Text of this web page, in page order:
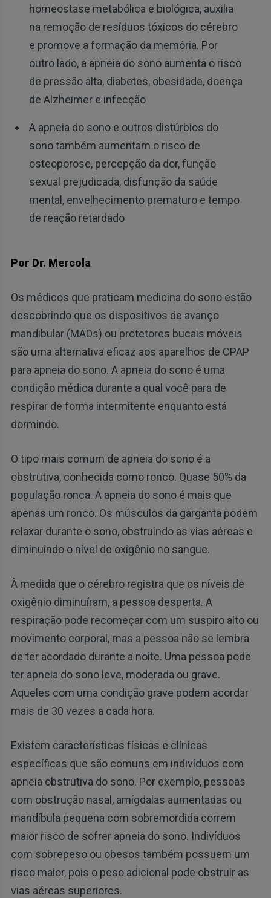
homeostase metabólica e biológica, auxilia
na remoção de resíduos tóxicos do cérebro
e promove a formação da memória. Por
outro lado, a apneia do sono aumenta o risco
de pressão alta, diabetes, obesidade, doença
de Alzheimer e infecção
A apneia do sono e outros distúrbios do
sono também aumentam o risco de
osteoporose, percepção da dor, função
sexual prejudicada, disfunção da saúde
mental, envelhecimento prematuro e tempo
de reação retardado
Por Dr. Mercola
Os médicos que praticam medicina do sono estão
descobrindo que os dispositivos de avanço
mandibular (MADs) ou protetores bucais móveis
são uma alternativa eficaz aos aparelhos de CPAP
para apneia do sono. A apneia do sono é uma
condição médica durante a qual você para de
respirar de forma intermitente enquanto está
dormindo.
O tipo mais comum de apneia do sono é a
obstrutiva, conhecida como ronco. Quase 50% da
população ronca. A apneia do sono é mais que
apenas um ronco. Os músculos da garganta podem
relaxar durante o sono, obstruindo as vias aéreas e
diminuindo o nível de oxigênio no sangue.
À medida que o cérebro registra que os níveis de
oxigênio diminuíram, a pessoa desperta. A
respiração pode recomeçar com um suspiro alto ou
movimento corporal, mas a pessoa não se lembra
de ter acordado durante a noite. Uma pessoa pode
ter apneia do sono leve, moderada ou grave.
Aqueles com uma condição grave podem acordar
mais de 30 vezes a cada hora.
Existem características físicas e clínicas
específicas que são comuns em indivíduos com
apneia obstrutiva do sono. Por exemplo, pessoas
com obstrução nasal, amígdalas aumentadas ou
mandíbula pequena com sobremordida correm
maior risco de sofrer apneia do sono. Indivíduos
com sobrepeso ou obesos também possuem um
risco maior, pois o peso adicional pode obstruir as
vias aéreas superiores.